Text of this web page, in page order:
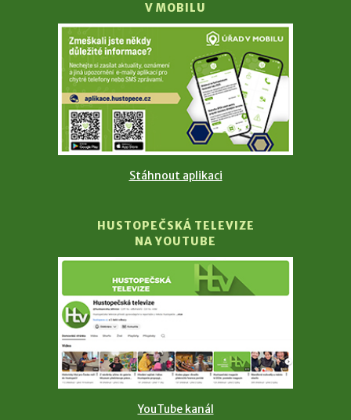
V MOBILU
Stáhnout aplikaci
HUSTOPEČSKÁ TELEVIZE
NA YOUTUBE
YouTube kanál